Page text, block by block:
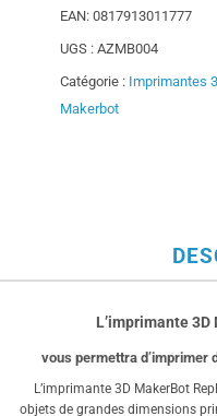
EAN: 0817913011777
UGS : AZMB004
Catégorie : Imprimantes
Makerbot
L’imprimante
vous permettra d’imprimer
L’imprimante 3D MakerBot
objets de grandes dimensions